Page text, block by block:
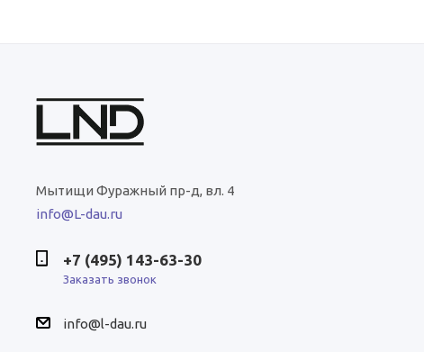
Мытищи Фуражный пр-д, вл. 4
info@L-dau.ru
+7 (495) 143-63-30
Заказать звонок
info@l-dau.ru